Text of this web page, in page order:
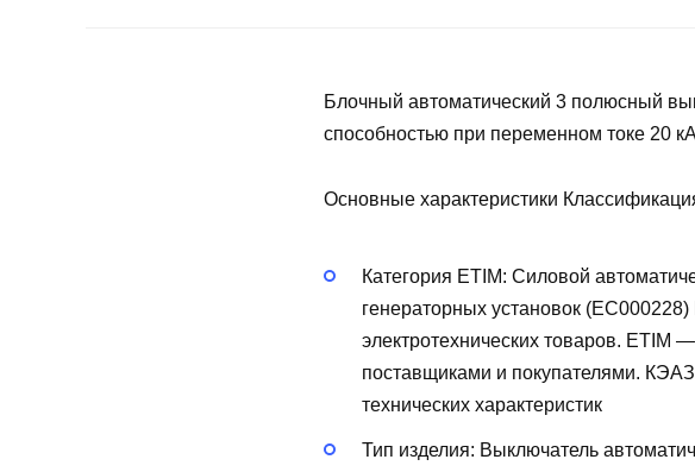
Блочный автоматический 3 полюсный
способностью при переменном токе 20
Основные характеристики
Категория ETIM: Силовой
генераторных установок (EC000228)
электротехнических товаров. ETIM
поставщиками и покупателями.
технических характеристик
Тип изделия: Выключатель